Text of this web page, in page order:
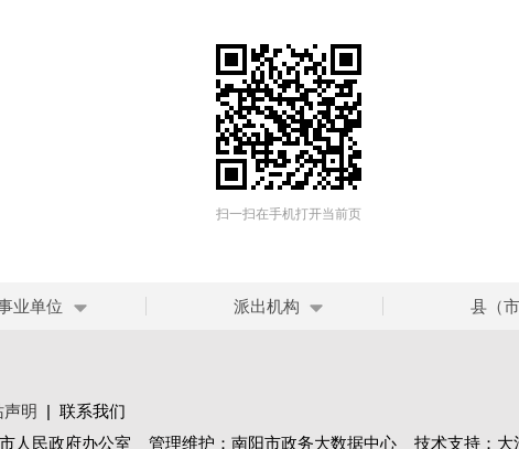
扫一扫在手机打开当前页
业单位 派出机构 县（
声明 | 联系我们
人民政府办公室 管理维护：南阳市政务大数据中心 技术支持：大